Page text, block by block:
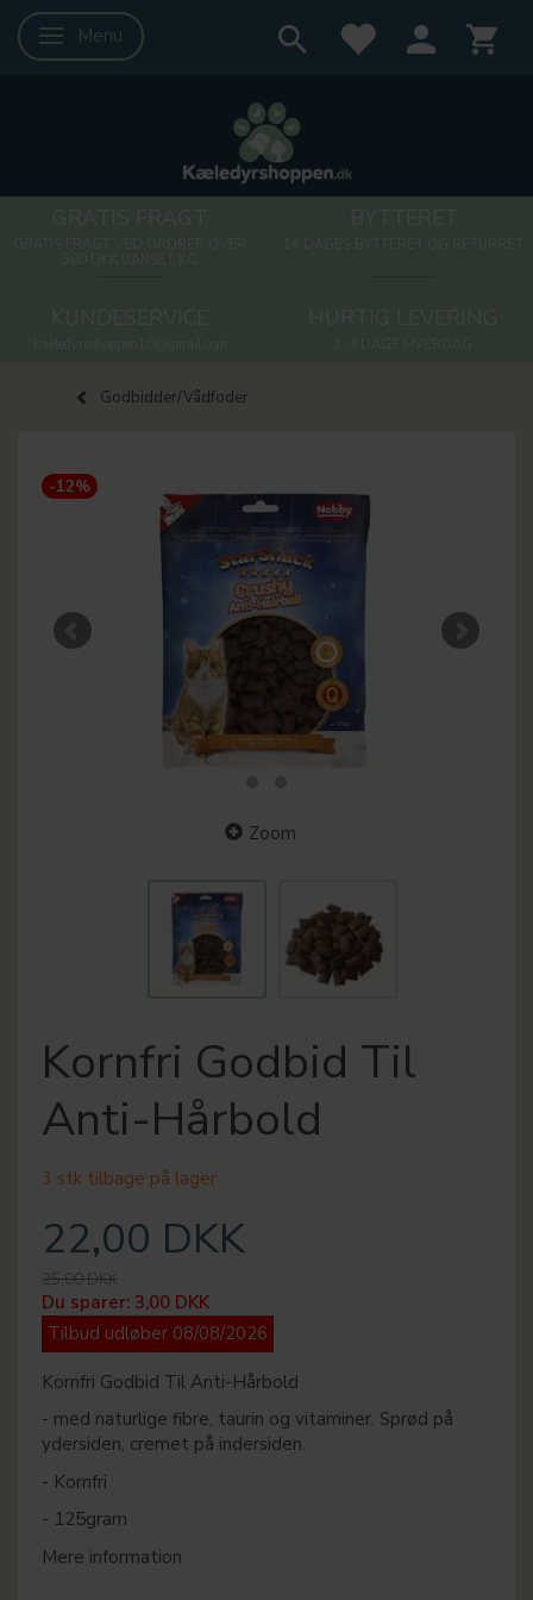
Skifte navigation
Menu
Godbidder/Vådfoder
-12%
Zoom
Kornfri Godbid Til
Anti-Hårbold
3 stk tilbage på lager
22,00 DKK
25,00 DKK
Du sparer: 3,00 DKK
Tilbud udløber 08/08/2026
Kornfri Godbid Til Anti-Hårbold
- med naturlige fibre, taurin og vitaminer. Sprød på
ydersiden, cremet på indersiden.
- Kornfri
- 125gram
Mere information